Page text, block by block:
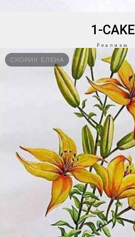
1-CAKE
Реализм
СКОРИК ЕЛЕНА